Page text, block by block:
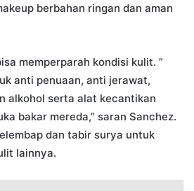
berbahan ringan dan aman
memperparah kondisi kulit. ”
anti penuaan, anti jerawat,
alkohol serta alat kecantikan
bakar mereda,” saran Sanchez.
dan tabir surya untuk
lainnya.